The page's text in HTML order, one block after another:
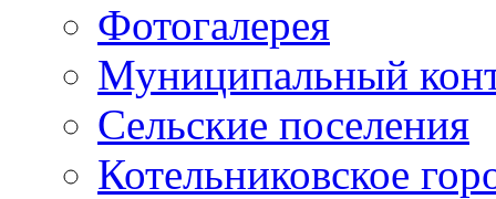
Фотогалерея
Муниципальный
Сельские поселения
Котельниковское